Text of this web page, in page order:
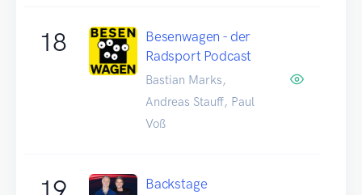
18
Besenwagen - der
Radsport Podcast
Bastian Marks,
Andreas Stauff, Paul
Voß
Backstage